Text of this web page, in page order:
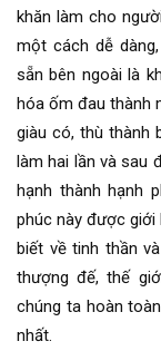
khăn làm cho
một cách dễ
sẵn bên ngoài là
hóa ốm đau thành
giàu có, thù thành
làm hai lần và sau
hạnh thành hạnh
phúc này được giới
biết về tinh thần
thượng đế, thế
chúng ta hoàn
nhất.